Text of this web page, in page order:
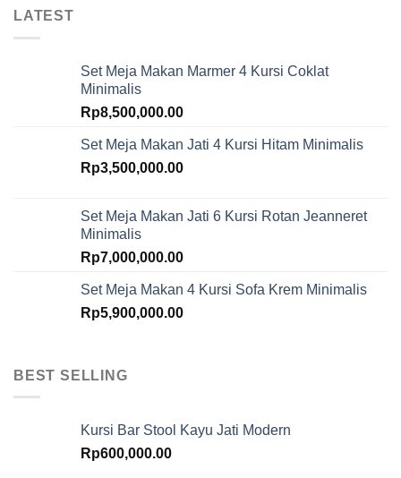
LATEST
Set Meja Makan Marmer 4 Kursi Coklat
Minimalis
Rp8,500,000.00
Set Meja Makan Jati 4 Kursi Hitam Minimalis
Rp3,500,000.00
Set Meja Makan Jati 6 Kursi Rotan Jeanneret
Minimalis
Rp7,000,000.00
Set Meja Makan 4 Kursi Sofa Krem Minimalis
Rp5,900,000.00
BEST SELLING
Kursi Bar Stool Kayu Jati Modern
Rp600,000.00